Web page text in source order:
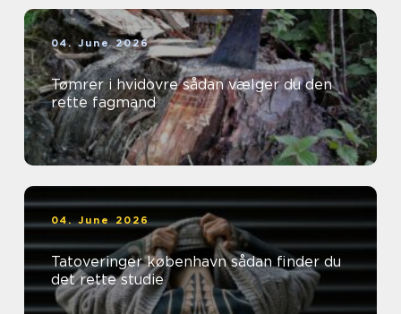
04. June 2026
Tømrer i hvidovre sådan vælger du den
rette fagmand
04. June 2026
Tatoveringer københavn sådan finder du
det rette studie